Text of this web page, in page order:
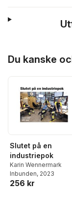
Du kanske
Slutet på en
industriepok
Karin Wennermark
Inbunden, 2023
256 kr